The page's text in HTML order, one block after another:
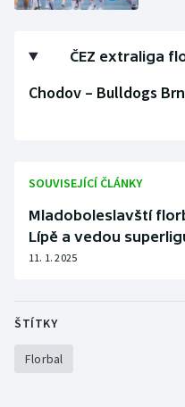
Short track
Stolní tenis
ČEZ extraliga
Chodov – Bulldogs
SOUVISEJÍCÍ ČLÁNKY
Mladoboleslavští
Lípě a vedou
11. 1. 2025
ŠTÍTKY
Florbal